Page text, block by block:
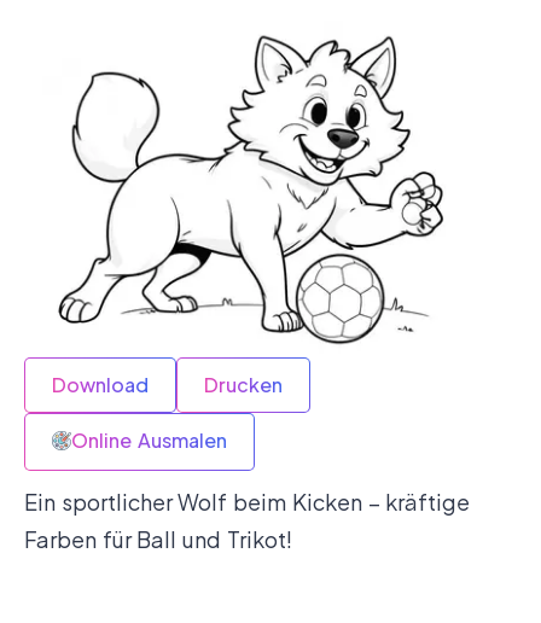
Download Drucken
Online Ausmalen
Ein sportlicher Wolf beim Kicken – kräftige
Farben für Ball und Trikot!